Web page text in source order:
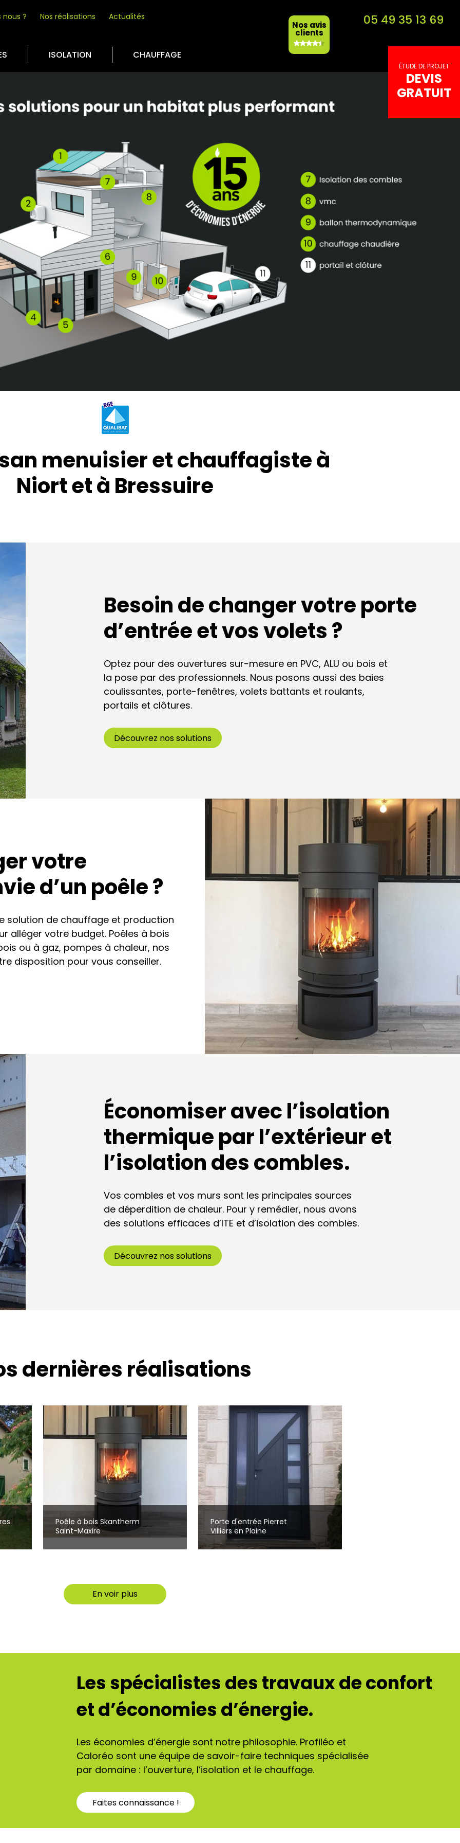
? Nos réalisations Actualités
ISOLATION CHAUFFAGE
ÉTUDE DEPROJET
DEVIS
GRATUIT
05 49 35 13 69
Nos avis
clients
menuisier et chauffagiste à
Niort et à Bressuire
Besoin de changer votre porte
d’entrée et vos volets ?
Optez pour des ouvertures sur-mesure en PVC, ALU ou bois et
la pose par des professionnels. Nous posons aussi des baies
coulissantes, porte-fenêtres, volets battants et roulants,
portails et clôtures.
Découvrez nos solutions
votre
d’un poêle ?
solution de chauffage et production
alléger votre budget. Poêles à bois
ou à gaz, pompes à chaleur, nos
disposition pour vous conseiller.
Économiser avec l’isolation
thermique par l’extérieur et
l’isolation des combles.
Vos combles et vos murs sont les principales sources
de déperdition de chaleur. Pour y remédier, nous avons
des solutions efficaces d’ITE et d’isolation des combles.
Découvrez nos solutions
dernières réalisations
Poêle à bois Skantherm
Saint-Maxire
Porte d'entrée Pierret
Villiers en Plaine
En voir plus
Les spécialistes des travaux de confort
et d’économies d’énergie.
Les économies d’énergie sont notre philosophie. Profiléo et
Caloréo sont une équipe de savoir-faire techniques spécialisée
par domaine : l’ouverture, l’isolation et le chauffage.
Faites connaissance !